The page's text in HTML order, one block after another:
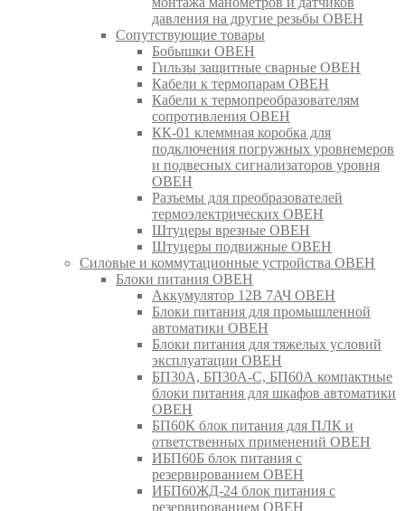
давления на другие резьбы ОВЕН
Сопутствующие товары
Бобышки ОВЕН
Гильзы защитные сварные ОВЕН
Кабели к термопарам ОВЕН
Кабели к термопреобразователям
сопротивления ОВЕН
КК-01 клеммная коробка для
подключения погружных уровнемеров
и подвесных сигнализаторов уровня
ОВЕН
Разъемы для преобразователей
термоэлектрических ОВЕН
Штуцеры врезные ОВЕН
Штуцеры подвижные ОВЕН
Силовые и коммутационные устройства ОВЕН
Блоки питания ОВЕН
Аккумулятор 12В 7АЧ ОВЕН
Блоки питания для промышленной
автоматики ОВЕН
Блоки питания для тяжелых условий
эксплуатации ОВЕН
БП30А, БП30А-С, БП60А компактные
блоки питания для шкафов автоматики
ОВЕН
БП60К блок питания для ПЛК и
ответственных применений ОВЕН
ИБП60Б блок питания с
резервированием ОВЕН
ИБП60ЖД-24 блок питания с
резервированием ОВЕН